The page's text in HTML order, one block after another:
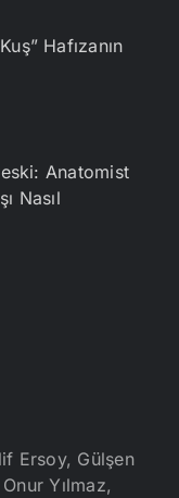
Hafızanın
Anatomist
Nasıl
Ersoy, Gülşen
Yılmaz,